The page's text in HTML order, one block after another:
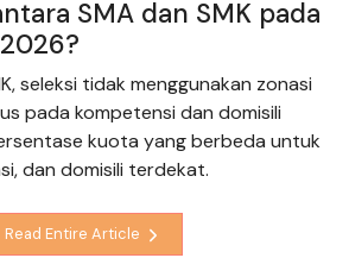
SMA dan SMK pada
seleksi tidak menggunakan zonasi
pada kompetensi dan domisili
kuota yang berbeda untuk
dan domisili terdekat.
Read Entire Article